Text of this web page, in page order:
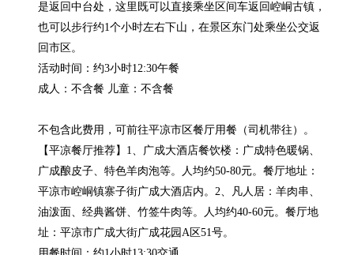
是返回中台处，这里既可以直接乘坐区间车返回崆峒古镇，
也可以步行约1个小时左右下山，在景区东门处乘坐公交返
回市区。
活动时间：约3小时12:30午餐
成人：不含餐 儿童：不含餐
不包含此费用，可前往平凉市区餐厅用餐（司机带往）。
【平凉餐厅推荐】1、广成大酒店餐饮楼：广成特色暖锅、
广成酿皮子、特色羊肉泡等。人均约50-80元。餐厅地址：
平凉市崆峒镇寨子街广成大酒店内。2、凡人居：羊肉串、
油泼面、经典酱饼、竹签牛肉等。人均约40-60元。餐厅地
址：平凉市广成大街广成花园A区51号。